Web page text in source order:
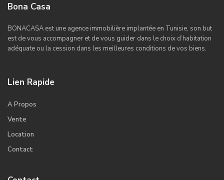
Bona Casa
BONACASA est une agence immobilière implantée en Tunisie, son but
est de vous accompagner et de vous guider dans le choix d’habitation
adéquate ou la cession dans les meilleures conditions de vos biens.
Lien Rapide
A Propos
Vente
Location
Contact